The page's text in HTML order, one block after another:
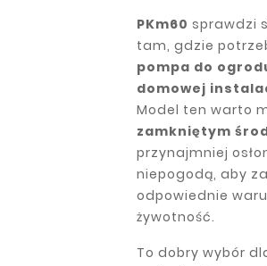
PKm60 sprawdzi
tam, gdzie
pompa do
domowej
Model ten warto
zamkniętym
przynajmniej
niepogodą, aby
odpowiednie
żywotność.
To dobry wybór